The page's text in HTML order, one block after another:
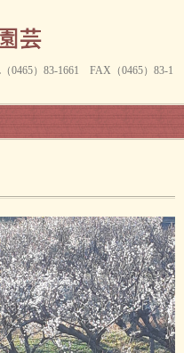
0465）83-1661 FAX（0465）83-1